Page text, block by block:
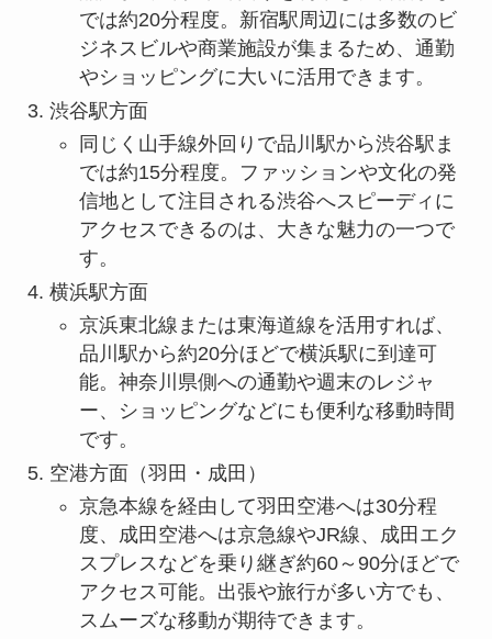
では約20分程度。新宿駅周辺には多数のビ
ジネスビルや商業施設が集まるため、通勤
やショッピングに大いに活用できます。
渋谷駅方面
同じく山手線外回りで品川駅から渋谷駅ま
では約15分程度。ファッションや文化の発
信地として注目される渋谷へスピーディに
アクセスできるのは、大きな魅力の一つで
す。
横浜駅方面
京浜東北線または東海道線を活用すれば、
品川駅から約20分ほどで横浜駅に到達可
能。神奈川県側への通勤や週末のレジャ
ー、ショッピングなどにも便利な移動時間
です。
空港方面（羽田・成田）
京急本線を経由して羽田空港へは30分程
度、成田空港へは京急線やJR線、成田エク
スプレスなどを乗り継ぎ約60～90分ほどで
アクセス可能。出張や旅行が多い方でも、
スムーズな移動が期待できます。